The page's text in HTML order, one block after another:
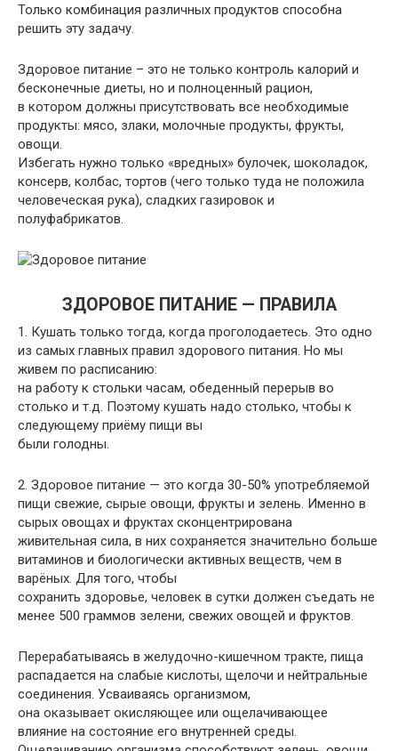
Только комбинация различных продуктов способна
решить эту задачу.
Здоровое питание – это не только контроль калорий и
бесконечные диеты, но и полноценный рацион,
в котором должны присутствовать все необходимые
продукты: мясо, злаки, молочные продукты, фрукты,
овощи.
Избегать нужно только «вредных» булочек, шоколадок,
консерв, колбас, тортов (чего только туда не положила
человеческая рука), сладких газировок и
полуфабрикатов.
ЗДОРОВОЕ ПИТАНИЕ — ПРАВИЛА
1. Кушать только тогда, когда проголодаетесь. Это одно
из самых главных правил здорового питания. Но мы
живем по расписанию:
на работу к стольки часам, обеденный перерыв во
столько и т.д. Поэтому кушать надо столько, чтобы к
следующему приёму пищи вы
были голодны.
2. Здоровое питание — это когда 30-50% употребляемой
пищи свежие, сырые овощи, фрукты и зелень. Именно в
сырых овощах и фруктах сконцентрирована
живительная сила, в них сохраняется значительно больше
витаминов и биологически активных веществ, чем в
варёных. Для того, чтобы
сохранить здоровье, человек в сутки должен съедать не
менее 500 граммов зелени, свежих овощей и фруктов.
Перерабатываясь в желудочно-кишечном тракте, пища
распадается на слабые кислоты, щелочи и нейтральные
соединения. Усваиваясь организмом,
она оказывает окисляющее или ощелачивающее
влияние на состояние его внутренней среды.